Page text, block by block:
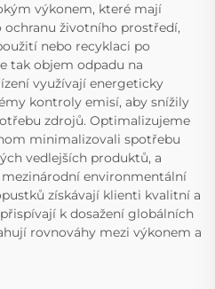
výkonem, které mají
životního prostředí,
nebo recyklaci po
tak objem odpadu na
využívají energeticky
kontroly emisí, aby snížily
zdrojů. Optimalizujeme
minimalizovali spotřebu
vedlejších produktů, a
environmentální
získávají klienti kvalitní a
k dosažení globálních
rovnováhy mezi výkonem a